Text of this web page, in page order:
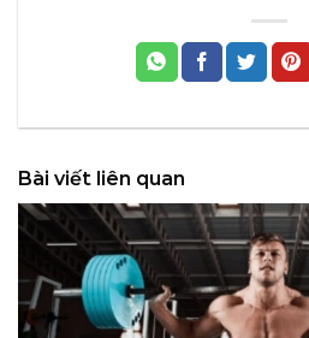
Bài viết liên quan